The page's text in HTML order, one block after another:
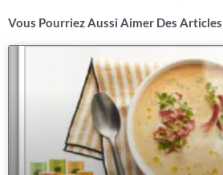
Vous Pourriez Aussi Aimer Des